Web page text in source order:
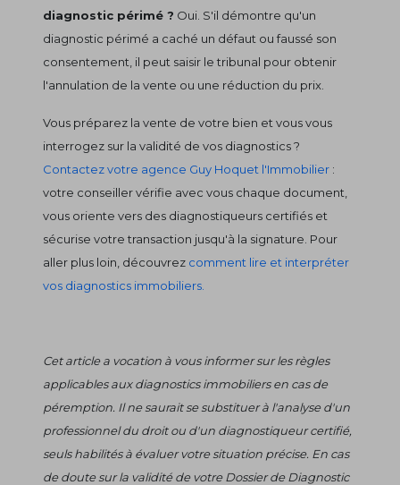
diagnostic périmé ? Oui. S'il démontre qu'un
diagnostic périmé a caché un défaut ou faussé son
consentement, il peut saisir le tribunal pour obtenir
l'annulation de la vente ou une réduction du prix.
Vous préparez la vente de votre bien et vous vous
interrogez sur la validité de vos diagnostics ?
Contactez votre agence Guy Hoquet l'Immobilier :
votre conseiller vérifie avec vous chaque document,
vous oriente vers des diagnostiqueurs certifiés et
sécurise votre transaction jusqu'à la signature. Pour
aller plus loin, découvrez comment lire et interpréter
vos diagnostics immobiliers.
Cet article a vocation à vous informer sur les règles
applicables aux diagnostics immobiliers en cas de
péremption. Il ne saurait se substituer à l'analyse d'un
professionnel du droit ou d'un diagnostiqueur certifié,
seuls habilités à évaluer votre situation précise. En cas
de doute sur la validité de votre Dossier de Diagnostic